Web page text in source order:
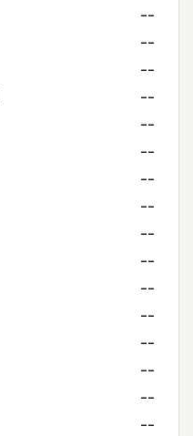
--
--
--
--
--
--
--
--
--
--
--
--
--
--
--
--